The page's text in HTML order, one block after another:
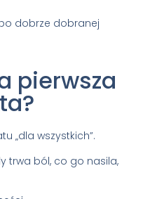
dobrze dobranej
pierwsza
„dla wszystkich”.
trwa ból, co go nasila,